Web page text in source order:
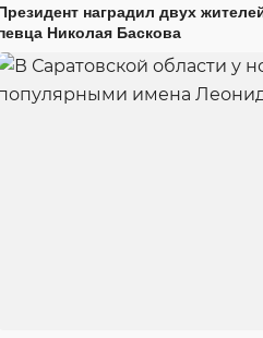
наградил двух
Николая Баскова